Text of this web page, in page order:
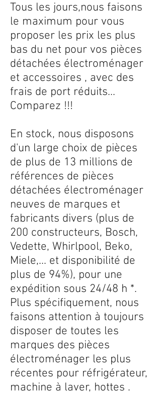
Tous les jours,nous faisons
le maximum pour vous
proposer les prix les plus
bas du net pour vos pièces
détachées électroménager
et accessoires , avec des
frais de port réduits...
Comparez !!!
En stock, nous disposons
d'un large choix de pièces
de plus de 13 millions de
références de pièces
détachées électroménager
neuves de marques et
fabricants divers (plus de
200 constructeurs, Bosch,
Vedette, Whirlpool, Beko,
Miele,... et disponibilité de
plus de 94%), pour une
expédition sous 24/48 h *.
Plus spécifiquement, nous
faisons attention à toujours
disposer de toutes les
marques des pièces
électroménager les plus
récentes pour réfrigérateur,
machine à laver, hottes .